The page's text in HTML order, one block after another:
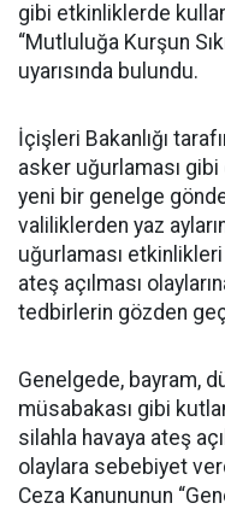
gibi etkinliklerde
“Mutluluğa Kurşun
uyarısında bulundu.
İçişleri Bakanlığı
asker uğurlaması
yeni bir genelge
valiliklerden yaz
uğurlaması
ateş açılması
tedbirlerin gözden
Genelgede, bayram,
müsabakası gibi
silahla havaya ateş
olaylara sebebiyet
Ceza Kanununun